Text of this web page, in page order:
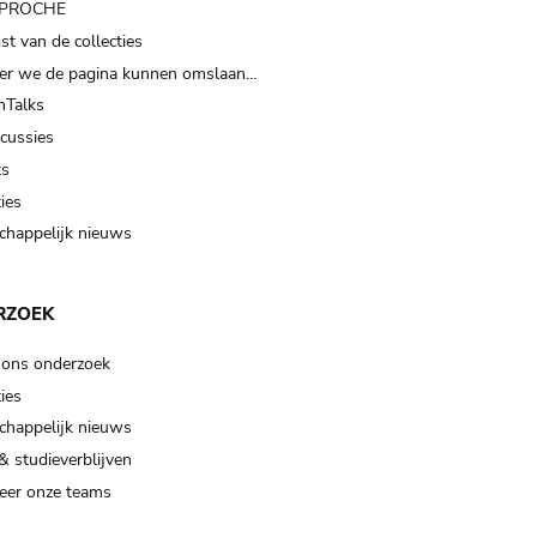
van de collecties
we de pagina kunnen omslaan…
nieuws
onderzoek
nieuws
studieverblijven
onze teams